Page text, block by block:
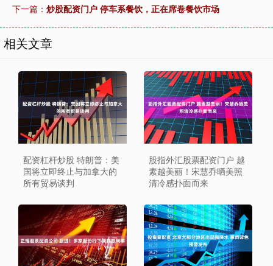
下一篇： 炒股配资门户 停车系餐饮，正在席卷餐饮市场
相关文章
配资杠杆炒股 特朗普：美
国将立即终止与加拿大的
所有贸易谈判
股指外汇股票配资门户 越
素越美丽！宋慧乔晒美照
清冷感扑面而来